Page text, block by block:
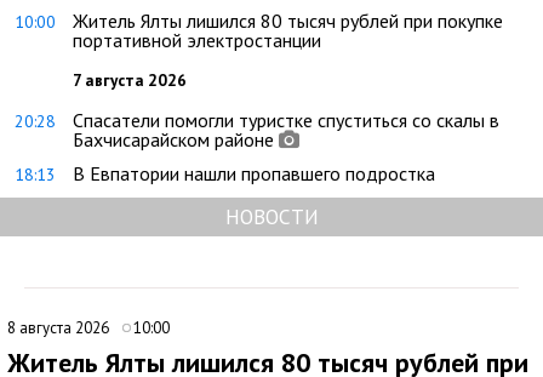
10:00
Житель Ялты лишился 80 тысяч рублей при покупке
портативной электростанции
7 августа 2026
20:28
Спасатели помогли туристке спуститься со скалы в
Бахчисарайском районе
18:13 В Евпатории нашли пропавшего подростка
НОВОСТИ
8 августа 2026 10:00
Житель Ялты лишился 80 тысяч рублей при